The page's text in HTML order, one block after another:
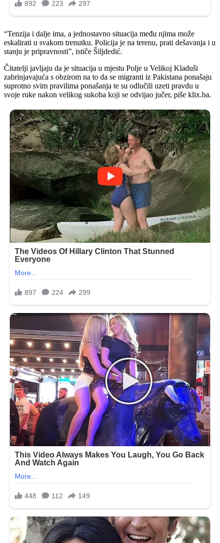
“Tenzija i dalje ima, a jednostavno situacija među njima može
eskalirati u svakom trenutku. Policija je na terenu, prati dešavanja i u
stanju je pripravnosti”, ističe Šiljdedić.
Čitatelji javljaju da je situacija u mjestu Polje u Velikoj Kladuši
zabrinjavajuća s obzirom na to da se migranti iz Pakistana ponašaju
suprotno svim pravilima ponašanja te su odlučili uzeti pravdu u
svoje ruke nakon velikog sukoba koji se odvijao jučer, piše klix.ba.